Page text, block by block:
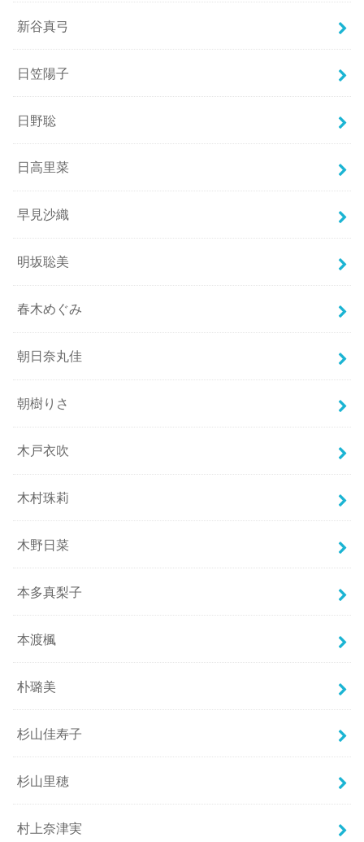
新谷真弓
日笠陽子
日野聡
日高里菜
早見沙織
明坂聡美
春木めぐみ
朝日奈丸佳
朝樹りさ
木戸衣吹
木村珠莉
木野日菜
本多真梨子
本渡楓
朴璐美
杉山佳寿子
杉山里穂
村上奈津実